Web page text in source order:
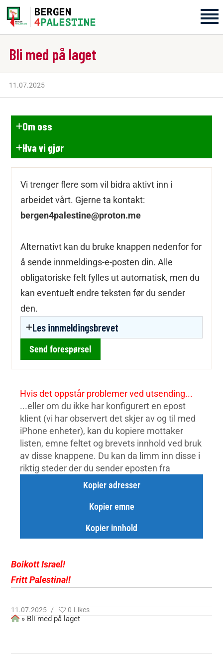
Bli med på laget
11.07.2025
Home
Aktiviteter
Bli med på laget!
Om oss
Kontakt oss
Om oss
Hva vi gjør
Vi trenger flere som vil bidra aktivt inn i
arbeidet vårt. Gjerne ta kontakt:
bergen4palestine@proton.me
Alternativt kan du bruke knappen nedenfor for
å sende innmeldings-e-posten din. Alle
obligatoriske felt fylles ut automatisk, men du
kan eventuelt endre teksten før du sender
den.
Les innmeldingsbrevet
Send forespørsel
Hvis det oppstår problemer ved utsending...
...eller om du ikke har konfigurert en epost
klient (vi har observert det skjer av og til med
iPhone enheter), kan du kopiere mottaker
listen, emne feltet og brevets innhold ved bruk
av disse knappene. Du kan da limm inn disse i
riktig steder der du sender eposten fra
Kopier adresser
Kopier emne
Kopier innhold
Boikott Israel!
Fritt Palestina!!
11.07.2025 0 Likes
» Bli med på laget